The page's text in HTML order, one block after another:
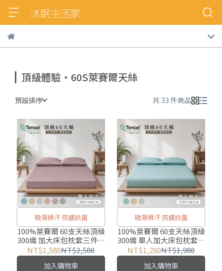
頂級體驗‧60S萊賽爾天絲
預設排序 共 33 件商品
吸濕排汗 防螨抗菌
100%萊賽爾 60支天絲頂級
300織 加大床包枕套三件組
【180X186cm】 涼爽親膚
NT$1,580NT$2,580
加入購物車
吸濕排汗 防螨抗菌
100%萊賽爾 60支天絲頂級
300織 單人加大床包枕套二
件組【105X186cm】 涼爽
親膚
NT$1,280NT$1,980
加入購物車